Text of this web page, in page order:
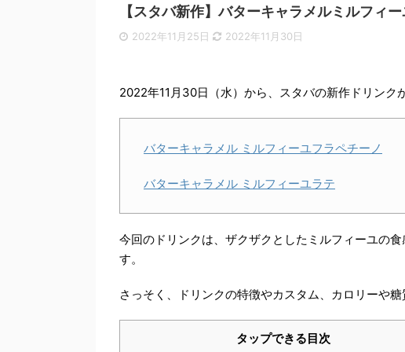
【スタバ新作】バターキャラメルミルフィ
2022年11月25日 2022年11月30日
2022年11月30日（水）から、スタバの新作ドリンク
バターキャラメル ミルフィーユフラペチーノ
バターキャラメル ミルフィーユラテ
今回のドリンクは、 ザクザクとしたミルフィーユの
す。
さっそく、ドリンクの特徴やカスタム、カロリーや糖
タップできる目次